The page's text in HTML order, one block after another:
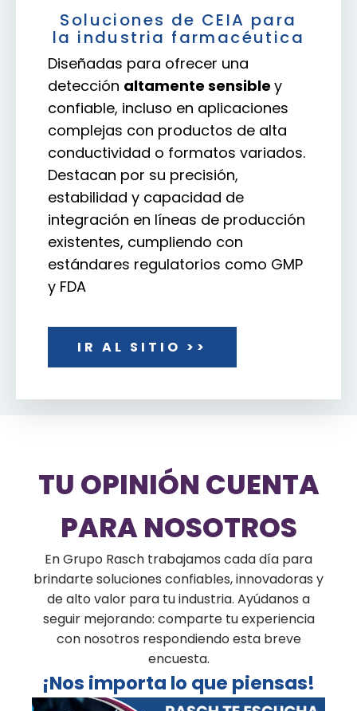
Soluciones de CEIA para
la industria farmacéutica
Diseñadas para ofrecer una
detección altamente sensible y
confiable, incluso en aplicaciones
complejas con productos de alta
conductividad o formatos variados.
Destacan por su precisión,
estabilidad y capacidad de
integración en líneas de producción
existentes, cumpliendo con
estándares regulatorios como GMP
y FDA
IR AL SITIO >>
TU OPINIÓN CUENTA
PARA NOSOTROS
En Grupo Rasch trabajamos cada día para
brindarte soluciones confiables, innovadoras y
de alto valor para tu industria. Ayúdanos a
seguir mejorando: comparte tu experiencia
con nosotros respondiendo esta breve
encuesta.
¡Nos importa lo que piensas!